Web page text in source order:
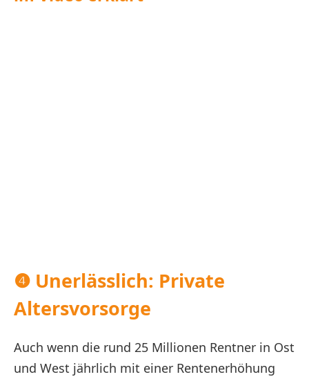
❹ Unerlässlich: Private
Altersvorsorge
Auch wenn die rund 25 Millionen Rentner in Ost
und West jährlich mit einer Rentenerhöhung